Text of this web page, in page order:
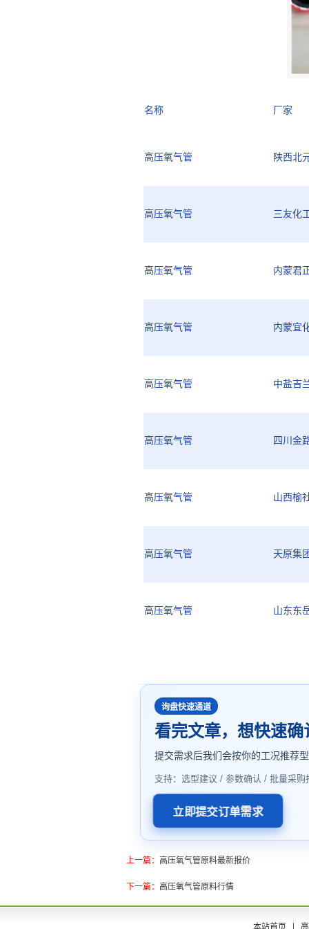
名称 厂家
高压氧气管 陕西北
高压氧气管 三友化
高压氧气管 内蒙君
高压氧气管 内蒙宜
高压氧气管 中盐吉
高压氧气管 四川金
高压氧气管 山西榆
高压氧气管 天原集
高压氧气管 山东东
询盘快速通道
看完文章，想快速确
提交需求后我们会按你的工况推荐
支持：选型建议 / 参数确认 / 批量采购
立即提交订单需求
上一篇： 高压氧气管原料最新报价
下一篇： 高压氧气管原料行情
本站首页